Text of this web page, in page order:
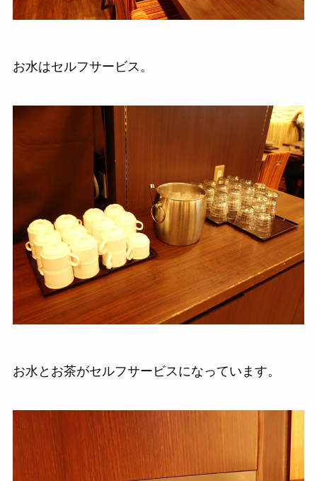
お水はセルフサービス。
お水とお茶がセルフサービスになっています。